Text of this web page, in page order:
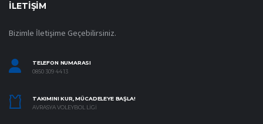
İLETIŞIM
Bizimle İletişime Geçebilirsiniz.
TELEFON NUMARASI
0850 309 44 13
TAKIMINI KUR, MÜCADELEYE BAŞLA!
AVRASYA VOLEYBOL LIGI